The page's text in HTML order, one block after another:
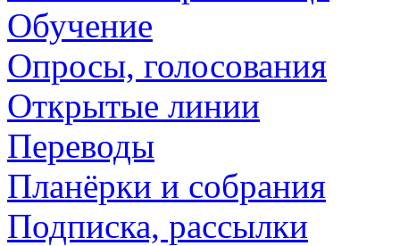
Обучение
Опросы, голосования
Открытые линии
Переводы
Планёрки и собрания
Подписка, рассылки